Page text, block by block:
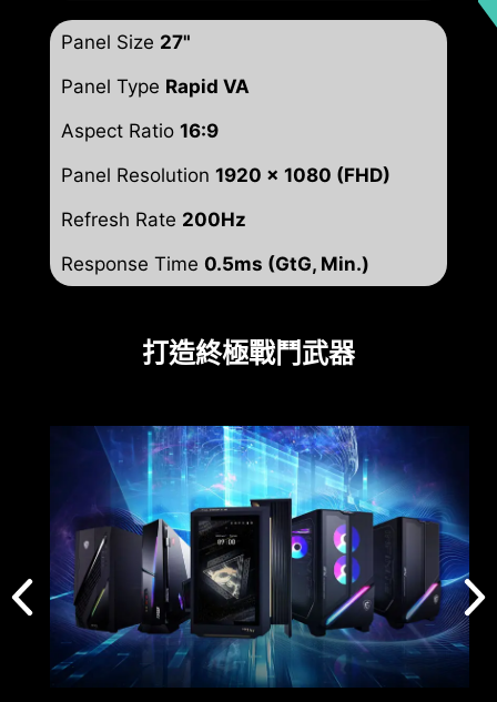
Panel Size 27"
Panel Type Rapid VA
Aspect Ratio 16:9
Panel Resolution 1920 x 1080 (FHD)
Refresh Rate 200Hz
Response Time 0.5ms (GtG, Min.)
打造終極戰鬥武器